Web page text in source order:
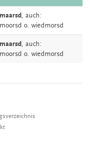
, auch:
o. wiedmorsd
, auch:
o. wiedmorsd